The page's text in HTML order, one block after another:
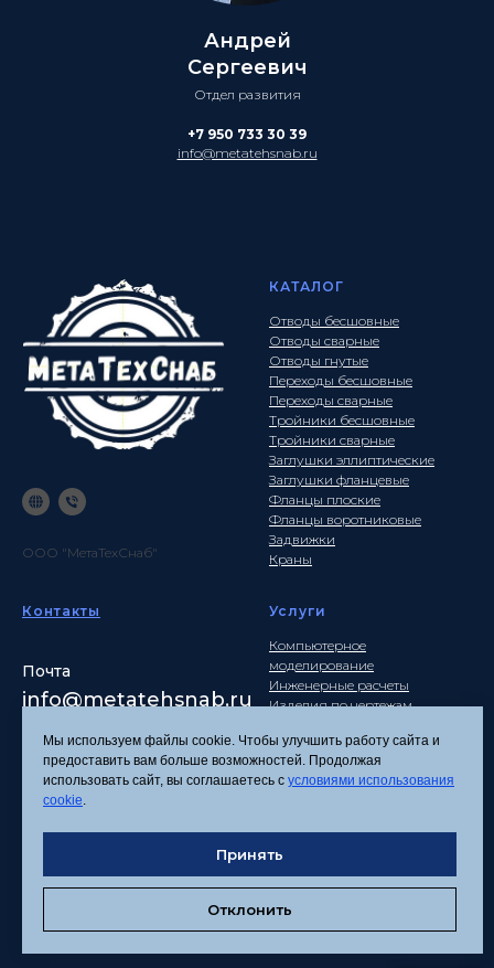
Андрей
Сергеевич
Отдел развития
+7 950 733 30 39
info@metatehsnab.ru
ООО "МетаТехСнаб"
КАТАЛОГ
Отводы бесшовные
Отводы сварные
Отводы гнутые
Переходы бесшовные
Переходы сварные
Тройники бесшовные
Тройники сварные
Заглушки эллиптические
Заглушки фланцевые
Фланцы плоские
Фланцы воротниковые
Задвижки
Краны
Контакты
Почта
info@metatehsnab.ru
Услуги
Компьютерное
моделирование
Инженерные расчеты
Изделия по чертежам
Политика
Согласие на обработку
персональных данных
Соглашение об
Мы используем файлы cookie. Чтобы улучшить работу сайта и
предоставить вам больше возможностей. Продолжая
использовать сайт, вы соглашаетесь с условиями использования
cookie.
Принять
Отклонить